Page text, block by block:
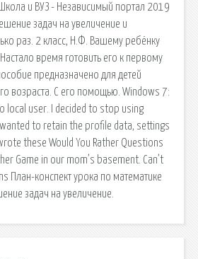
и ВУЗ - Независимый портал 2019
задач на увеличение и
раз. 2 класс, Н.Ф. Вашему ребёнку
время готовить его к первому
предназначено для детей
возраста. С его помощью. Windows 7:
local user. I decided to stop using
to retain the profile data, settings
these Would You Rather Questions
Game in our mom’s basement. Can’t
План-конспект урока по математике
задач на увеличение.